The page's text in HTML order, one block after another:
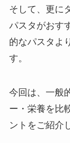
そして、更に
パスタがおす
的なパスタよ
す。
今回は、一般
ー・栄養を比
ントをご紹介